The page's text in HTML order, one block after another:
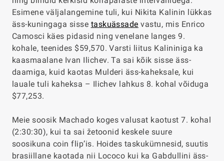
Esimene väljalangemine tuli, kui Nikita Kalinin lükkas
äss-kuningaga sisse taskuässade vastu, mis Enrico
Camosci käes pidasid ning venelane langes 9.
kohale, teenides $59,570. Varsti liitus Kalininiga ka
kaasmaalane Ivan Ilichev. Ta sai kõik sisse äss-
daamiga, kuid kaotas Mulderi äss-kaheksale, kui
lauale tuli kaheksa – Ilichev lahkus 8. kohal võiduga
$77,253.
Meie soosik Machado koges valusat kaotust 7. kohal
(2:30:30), kui ta sai žetoonid keskele suure
soosikuna coin flip’is. Hoides taskukümnesid, suutis
brasiillane kaotada nii Lococo kui ka Gabdullini äss-